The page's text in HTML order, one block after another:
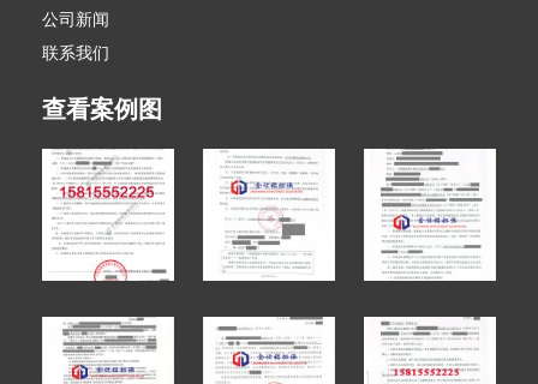
公司新闻
联系我们
查看案例图